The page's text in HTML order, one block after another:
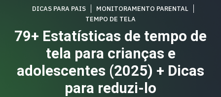
DICAS PARA PAIS
MONITORAMENTO PARENTAL
TEMPO DE TELA
79+ Estatísticas de tempo de
tela para crianças e
adolescentes (2025) + Dicas
para reduzi-lo